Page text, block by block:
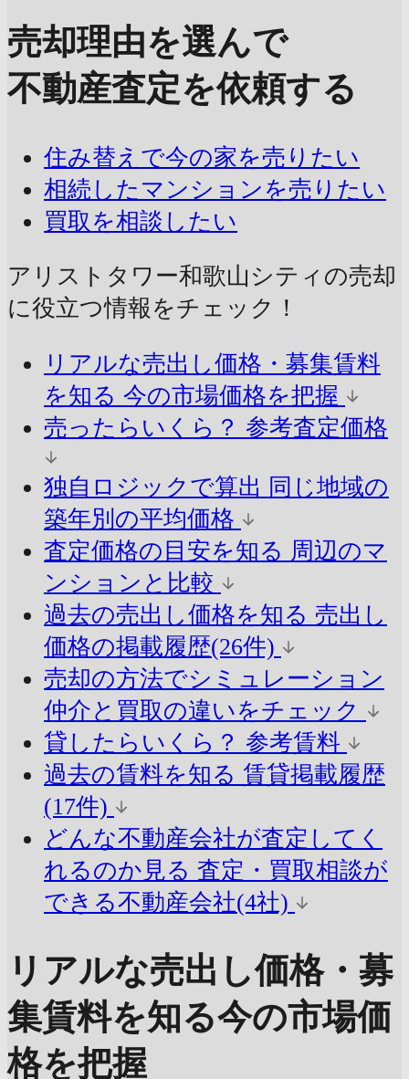
売却理由を選んで
不動産査定を依頼する
住み替えで今の家を売りたい
相続したマンションを売りたい
買取を相談したい
アリストタワー和歌山シティの売却
に役立つ情報をチェック！
リアルな売出し価格・募集賃料
を知る 今の市場価格を把握
売ったらいくら？ 参考査定価格
独自ロジックで算出 同じ地域の
築年別の平均価格
査定価格の目安を知る 周辺のマ
ンションと比較
過去の売出し価格を知る 売出し
価格の掲載履歴(26件)
売却の方法でシミュレーション
仲介と買取の違いをチェック
貸したらいくら？ 参考賃料
過去の賃料を知る 賃貸掲載履歴
(17件)
どんな不動産会社が査定してく
れるのか見る 査定・買取相談が
できる不動産会社(4社)
リアルな売出し価格・募
集賃料を知る今の市場価
格を把握